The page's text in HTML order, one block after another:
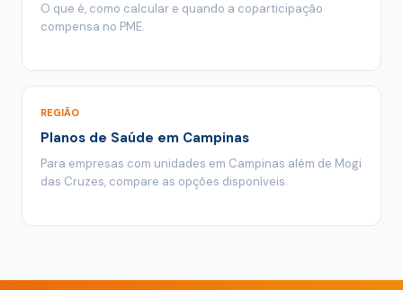
O que é, como calcular e quando a coparticipação
compensa no PME.
REGIÃO
Planos de Saúde em Campinas
Para empresas com unidades em Campinas além de Mogi
das Cruzes, compare as opções disponíveis.